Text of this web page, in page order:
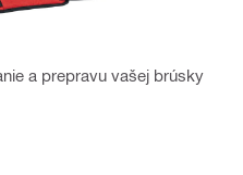
a prepravu vašej brúsky